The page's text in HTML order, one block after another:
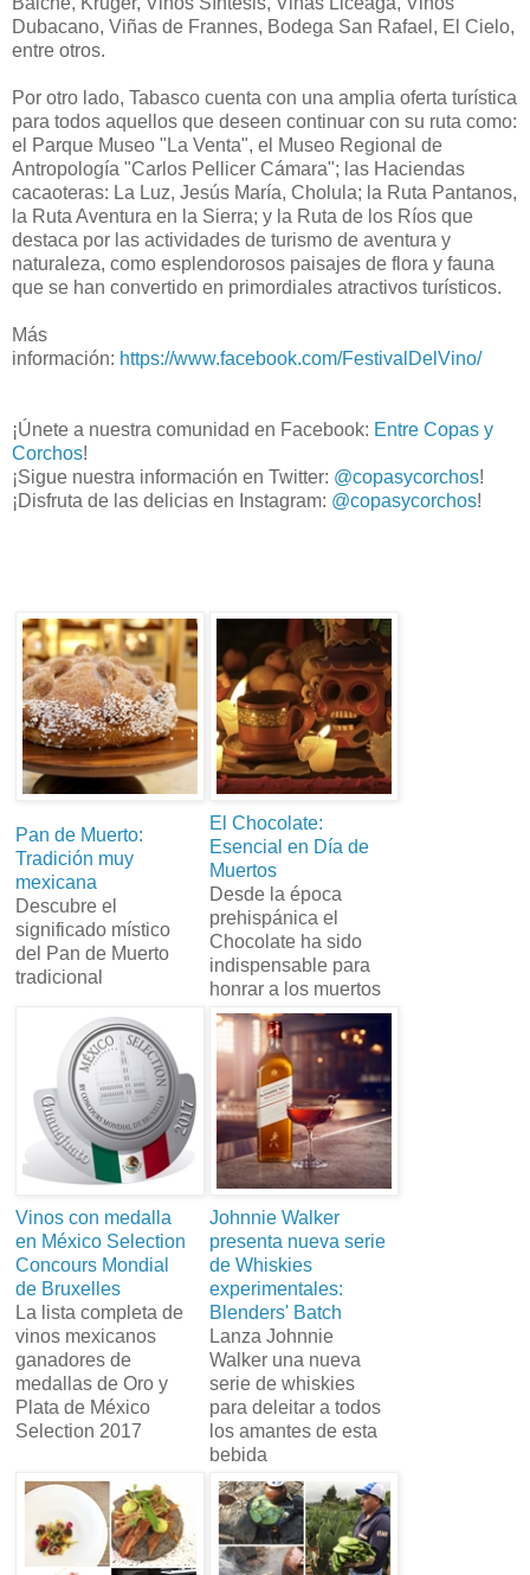
Dubacano, Viñas de Frannes, Bodega San Rafael, El Cielo,
entre otros.
Por otro lado, Tabasco cuenta con una amplia oferta turística
para todos aquellos que deseen continuar con su ruta como:
el Parque Museo "La Venta", el Museo Regional de
Antropología "Carlos Pellicer Cámara"; las Haciendas
cacaoteras: La Luz, Jesús María, Cholula; la Ruta Pantanos,
la Ruta Aventura en la Sierra; y la Ruta de los Ríos que
destaca por las actividades de turismo de aventura y
naturaleza, como esplendorosos paisajes de flora y fauna
que se han convertido en primordiales atractivos turísticos.
Más
información: https://www.facebook.com/FestivalDelVino/
¡Únete a nuestra comunidad en Facebook: Entre Copas y
Corchos!
¡Sigue nuestra información en Twitter: @copasycorchos!
¡Disfruta de las delicias en Instagram: @copasycorchos!
Pan de Muerto:
Tradición muy
mexicana
Descubre el
significado místico
del Pan de Muerto
tradicional
El Chocolate:
Esencial en Día de
Muertos
Desde la época
prehispánica el
Chocolate ha sido
indispensable para
honrar a los muertos
Vinos con medalla
en México Selection
Concours Mondial
de Bruxelles
La lista completa de
vinos mexicanos
ganadores de
medallas de Oro y
Plata de México
Selection 2017
Johnnie Walker
presenta nueva serie
de Whiskies
experimentales:
Blenders' Batch
Lanza Johnnie
Walker una nueva
serie de whiskies
para deleitar a todos
los amantes de esta
bebida